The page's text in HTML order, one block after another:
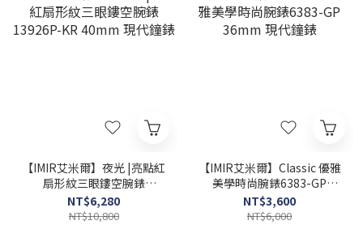
【IMIR艾米爾】夜光 |亮點紅
扇形紋三眼鏤空腕錶
13926P-KR 40mm 現代鐘
錶
NT$6,280
NT$10,800
【IMIR艾米爾】Classic 優雅
美學時尚腕錶6383-GP
36mm 現代鐘錶
NT$3,600
NT$6,000